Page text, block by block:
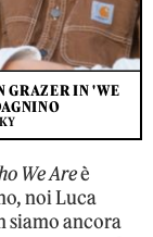
GRAZER IN 'WE
We Areè
noi Luca
siamo ancora